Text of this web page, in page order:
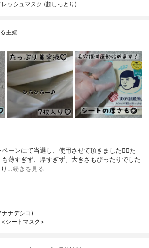
ッシュマスク (超しっとり)
主婦
ーンにて当選し、使用させて頂きました🙇‍♀️た
薄すぎず、厚すぎず、大きさもぴったりでした
り…続きを見る
ナデシコ)
<シートマスク>